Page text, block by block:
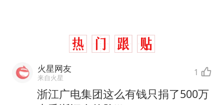
火星网友
来自火星 1
浙江广电集团这么有钱只捐了500万